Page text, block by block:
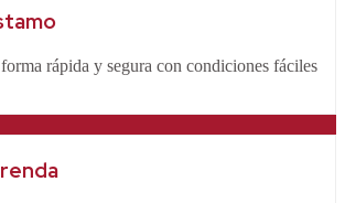
rápida y segura con condiciones fáciles